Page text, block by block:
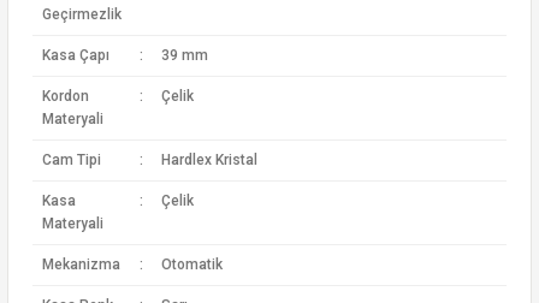
Geçirmezlik
Kasa Çapı : 39 mm
Kordon
Materyali
: Çelik
Cam Tipi : Hardlex Kristal
Kasa
Materyali
: Çelik
Mekanizma : Otomatik